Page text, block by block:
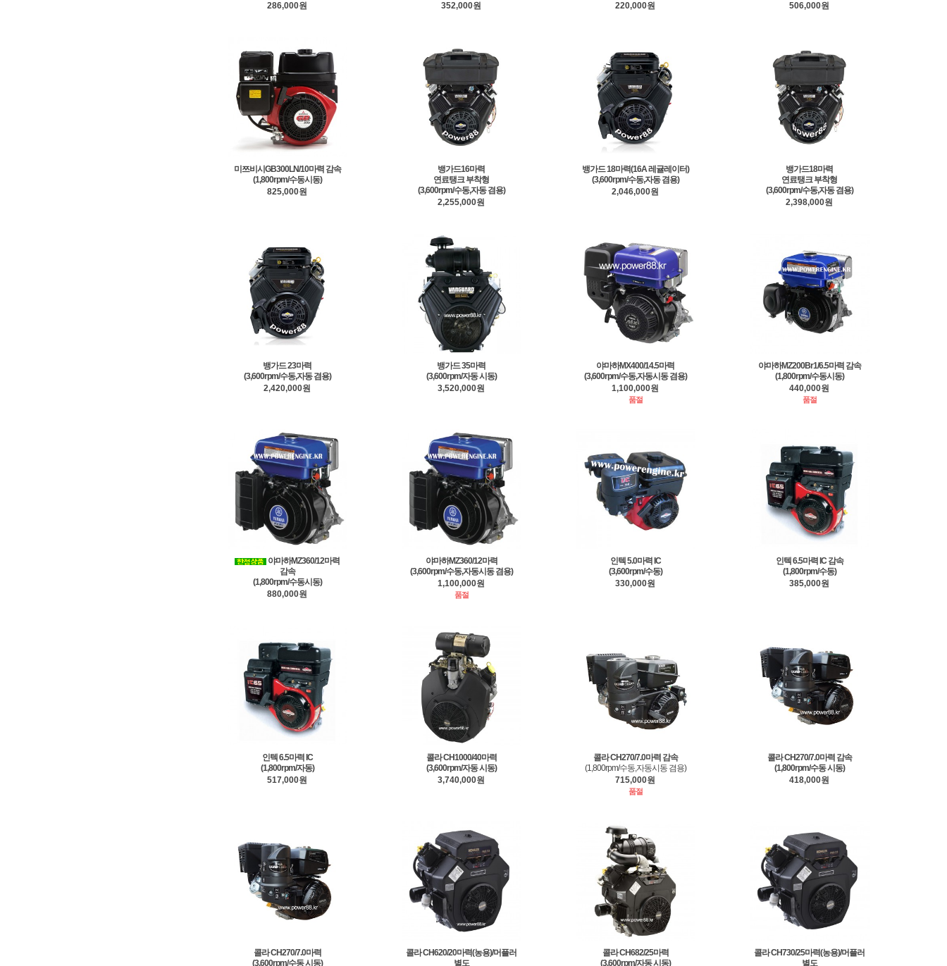
286,000원
352,000원
220,000원
506,000원
미쯔비시GB300LN/10마력 감속
(1,800rpm/수동시동)
825,000원
뱅가드16마력
연료탱크 부착형
(3,600rpm/수동,자동 겸용)
2,255,000원
뱅가드 18마력(16A 레귤레이터)
(3,600rpm/수동,자동 겸용)
2,046,000원
뱅가드18마력
연료탱크 부착형
(3,600rpm/수동,자동 겸용)
2,398,000원
뱅가드 23마력
(3,600rpm/수동,자동 겸용)
2,420,000원
뱅가드 35마력
(3,600rpm/자동 시동)
3,520,000원
야마하MX400/14.5마력
(3,600rpm/수동,자동시동 겸용)
1,100,000원
품절
야마하MZ200Br1/6.5마력 감속
(1,800rpm/수동시동)
440,000원
품절
야마하MZ360/12마력
감속
(1,800rpm/수동시동)
880,000원
야마하MZ360/12마력
(3,600rpm/수동,자동시동 겸용)
1,100,000원
품절
인텍 5.0마력 IC
(3,600rpm/수동)
330,000원
인텍 6.5마력 IC 감속
(1,800rpm/수동)
385,000원
인텍 6.5마력 IC
(1,800rpm/자동)
517,000원
콜라 CH1000/40마력
(3,600rpm/자동 시동)
3,740,000원
콜라 CH270/7.0마력 감속
(1,800rpm/수동,자동시동 겸용)
715,000원
품절
콜라 CH270/7.0마력 감속
(1,800rpm/수동 시동)
418,000원
콜라 CH270/7.0마력
(3,600rpm/수동 시동)
콜라 CH620/20마력(농용)/머플러
별도
콜라 CH682/25마력
(3,600rpm/자동 시동)
콜라 CH730/25마력(농용)/머플러
별도